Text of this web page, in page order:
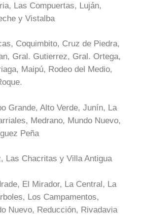
Las Compuertas, Luján,
y Vistalba
Coquimbito, Cruz de Piedra,
Gral. Gutierrez, Gral. Ortega,
Maipú, Rodeo del Medio,
Grande, Alto Verde, Junín, La
Medrano, Mundo Nuevo,
Peña
Las Chacritas y Villa Antigua
El Mirador, La Central, La
Los Campamentos,
Nuevo, Reducción, Rivadavia